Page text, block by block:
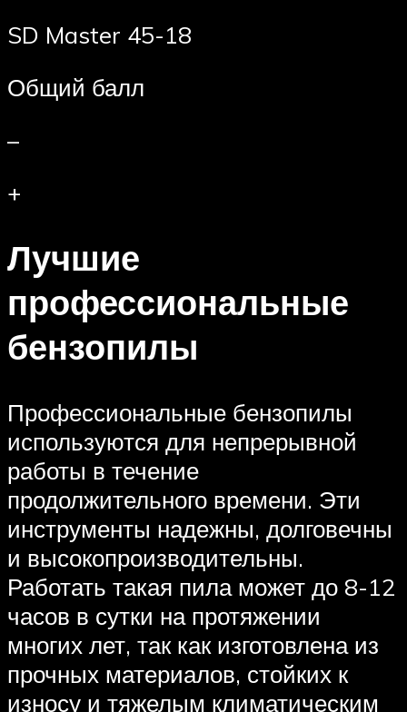
SD Master 45-18
Общий балл
–
+
Лучшие
профессиональные
бензопилы
Профессиональные бензопилы
используются для непрерывной
работы в течение
продолжительного времени. Эти
инструменты надежны, долговечны
и высокопроизводительны.
Работать такая пила может до 8-12
часов в сутки на протяжении
многих лет, так как изготовлена из
прочных материалов, стойких к
износу и тяжелым климатическим